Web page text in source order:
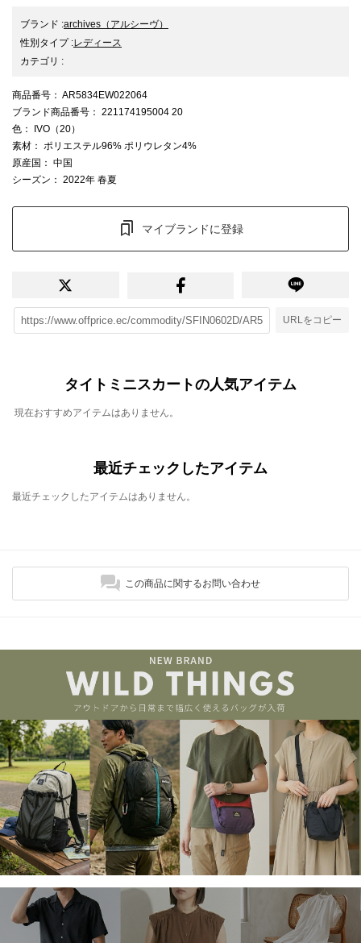
ブランド :archives （アルシーヴ）
性別タイプ:レディース
カテゴリ :
商品番号 ： AR5834EW022064
ブランド商品番号 ： 221174195004 20
色 ： IVO（20）
素材 ： ポリエステル96% ポリウレタン4%
原産国 ： 中国
シーズン ： 2022年 春夏
マイブランドに登録
URLをコピー
タイトミニスカートの人気アイテム
現在おすすめアイテムはありません。
最近チェックしたアイテム
最近チェックしたアイテムはありません。
この商品に関するお問い合わせ